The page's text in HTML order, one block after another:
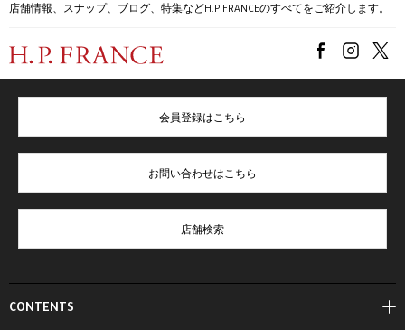
店舗情報、スナップ、ブログ、特集などH.P.FRANCEのすべてをご紹介します。
CONTENTS
会員登録はこちら
お問い合わせはこちら
店舗検索